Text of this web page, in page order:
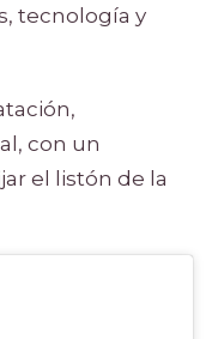
tecnología y
con un
el listón de la